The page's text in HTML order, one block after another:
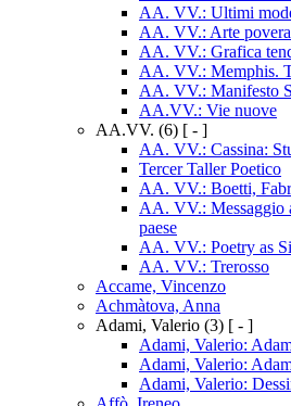
AA. VV.: Ultimi
AA. VV.: Arte
AA. VV.: Grafica
AA. VV.: Memphis.
AA. VV.: Manifesto
AA.VV.: Vie nuove
AA.VV. (6) [ - ]
AA. VV.: Cassina:
Tercer Taller Poetico
AA. VV.: Boetti,
AA. VV.: Messaggio
paese
AA. VV.: Poetry as
AA. VV.: Trerosso
Accame, Vincenzo
Achmàtova, Anna
Adami, Valerio (3) [ - ]
Adami, Valerio:
Adami, Valerio:
Adami, Valerio: